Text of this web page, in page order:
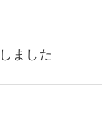
ました